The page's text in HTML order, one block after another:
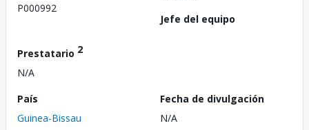
P000992
Jefe del equipo
Prestatario 2
N/A
País
Guinea-Bissau
Fecha de divulgación
N/A